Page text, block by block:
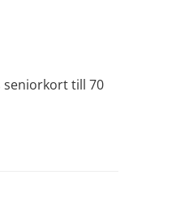
seniorkort till 70